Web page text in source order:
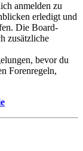
anmelden zu
erledigt und
Die Board-
zusätzliche
bevor du
Forenregeln,